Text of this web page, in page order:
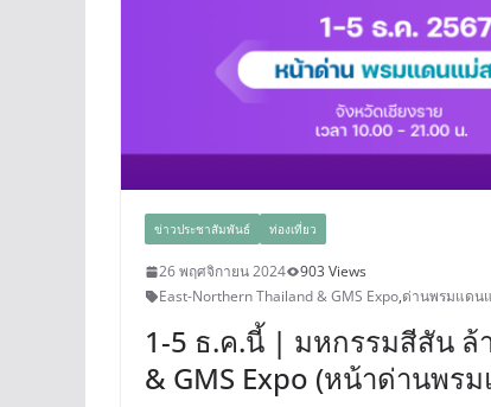
ข่าวประชาสัมพันธ์ ท่องเที่ยว
26 พฤศจิกายน 2024
903 Views
East-Northern Thailand & GMS Expo,ด่านพรมแดน
1-5 ธ.ค.นี้ | มหกรรมสีสัน ล้
& GMS Expo (หน้าด่านพร